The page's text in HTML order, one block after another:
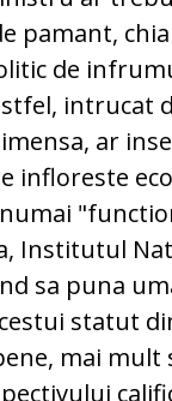
pamant,
de
intrucat
ar
infloreste
Institutul
sa puna
statut
mai mult